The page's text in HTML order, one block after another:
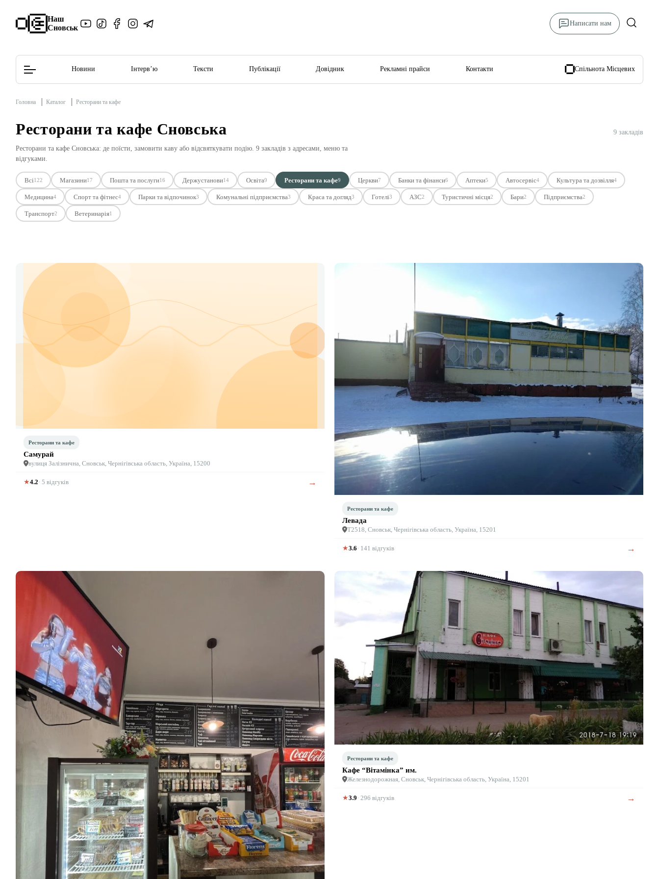
Наш
Сновськ
Написати нам
Редакційна політика
Новини Інтерв’ю Тексти Публікації Довідник Рекламні прайси Контакти Спільнота Місцевих
Головна Каталог Ресторани та кафе
Ресторани та кафе Сновська 9 закладів
Ресторани та кафе Сновська: де поїсти, замовити каву або відсвяткувати подію. 9 закладів з адресами, меню та
відгуками.
Всі122 Магазини17 Пошта та послуги16 Держустанови14 Освіта9 Ресторани та кафе9 Церкви7 Банки та фінанси6 Аптеки5 Автосервіс4 Культура та дозвілля4
Медицина4 Спорт та фітнес4 Парки та відпочинок3 Комунальні підприємства3 Краса та догляд3 Готелі3 АЗС2 Туристичні місця2 Бари2 Підприємства2
Транспорт2 Ветеринарія1
Ресторани та кафе
Самурай
вулиця Залізнична, Сновськ, Чернігівська область, Україна, 15200
★4.2· 5 відгуків →
Ресторани та кафе
Левада
Т2518, Сновськ, Чернігівська область, Україна, 15201
★3.6· 141 відгуків →
Ресторани та кафе
Кафе “Вітамінка” им.
Железнодорожная, Сновськ, Чернігівська область, Україна, 15201
★3.9· 296 відгуків →